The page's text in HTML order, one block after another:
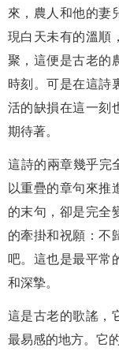
來，農人和他的妻
現白天未有的溫順
聚，這便是古老的
時刻。可是在這詩
活的缺損在這一刻
期待著。
這詩的兩章幾乎
以重疊的章句來推
的末句，卻是完全
的牽掛和祝願：不
吧。這也是最平常
和深摯。
這是古老的歌謠，
最易感的地方。它